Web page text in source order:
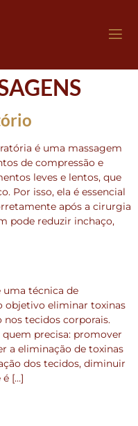
é uma massagem
de compressão e
leves e lentos, que
Por isso, ela é essencial
após a cirurgia
pode reduzir inchaço,
uma técnica de
objetivo eliminar toxinas
nos tecidos corporais.
precisa: promover
a eliminação de toxinas
dos tecidos, diminuir
[…]